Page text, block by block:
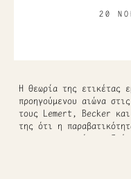
20
Η θεωρία της ετικέτας
προηγούμενου αιώνα
τους Lemert, Becker
της ότι η
χαρακτηριστικό του